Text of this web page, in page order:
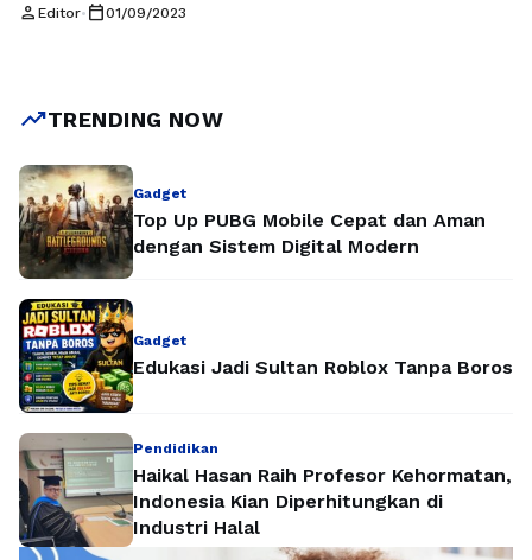
dilengkapi dengan pengetahuan tentang teknologi digital,
kombinasi antara keahlian teknis …
person Editor• calendar_today01/09/2023
trending_upTRENDING NOW
Gadget
Top Up PUBG Mobile Cepat dan Aman
dengan Sistem Digital Modern
Gadget
Edukasi Jadi Sultan Roblox Tanpa Boros
Pendidikan
Haikal Hasan Raih Profesor Kehormatan,
Indonesia Kian Diperhitungkan di
Industri Halal